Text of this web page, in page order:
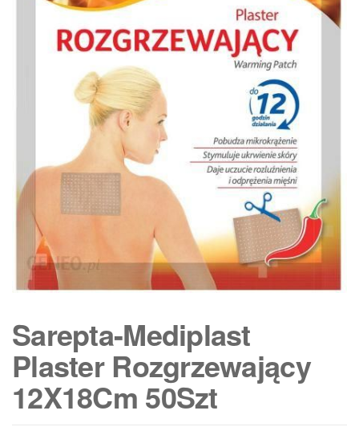
Sarepta-Mediplast
Plaster Rozgrzewający
12X18Cm 50Szt